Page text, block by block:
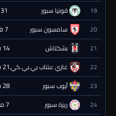
19 قونيا سبور 31 يناير 2027 - 19:00
20 سامسون سبور 7 فبراير 2027 - 19:00
21 بشكتاش 14 فبراير 2027 - 19:00
22 غازي عنتاب بي.بي.كي.21 فبراير 2027 - 19:00
23 أيوب سبور 28 فبراير 2027 - 19:00
24 ريزة سبور 7 مارس 2027 - 19:00